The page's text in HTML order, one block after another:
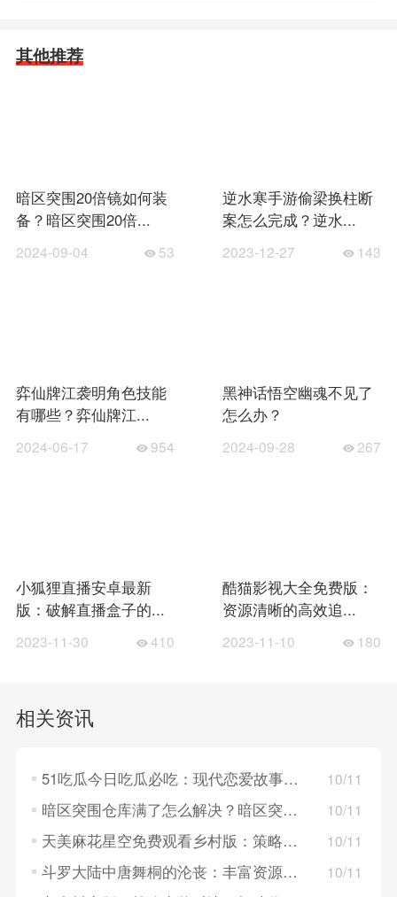
其他推荐
暗区突围20倍镜如何装
备？暗区突围20倍...
2024-09-04 53
逆水寒手游偷梁换柱断
案怎么完成？逆水...
2023-12-27 143
弈仙牌江袭明角色技能
有哪些？弈仙牌江...
2024-06-17 954
黑神话悟空幽魂不见了
怎么办？
2024-09-28 267
小狐狸直播安卓最新
版：破解直播盒子的...
2023-11-30 410
酷猫影视大全免费版：
资源清晰的高效追...
2023-11-10 180
相关资讯
51吃瓜今日吃瓜必吃：现代恋爱故事，探索年轻人的情感世界！ 10/11
暗区突围仓库满了怎么解决？暗区突围仓库满了的解决方法 10/11
天美麻花星空免费观看乡村版：策略卡牌对决，构建梦幻英雄组队！ 10/11
斗罗大陆中唐舞桐的沦丧：丰富资源系统，策略养成英雄角色！ 10/11